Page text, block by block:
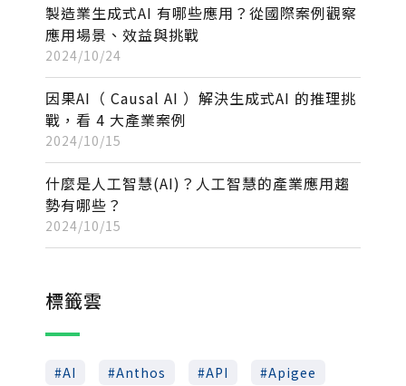
製造業生成式AI 有哪些應用？從國際案例觀察
應用場景、效益與挑戰
2024/10/24
因果AI（ Causal AI ）解決生成式AI 的推理挑
戰，看 4 大產業案例
2024/10/15
什麼是人工智慧(AI)？人工智慧的產業應用趨
勢有哪些？
2024/10/15
標籤雲
AI Anthos API
Apigee